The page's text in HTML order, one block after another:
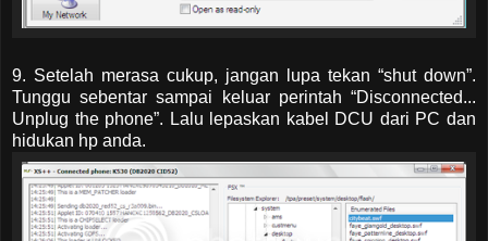
9. Setelah merasa cukup, jangan lupa tekan “shut down”.
Tunggu sebentar sampai keluar perintah “Disconnected...
Unplug the phone”. Lalu lepaskan kabel DCU dari PC dan
hidukan hp anda.